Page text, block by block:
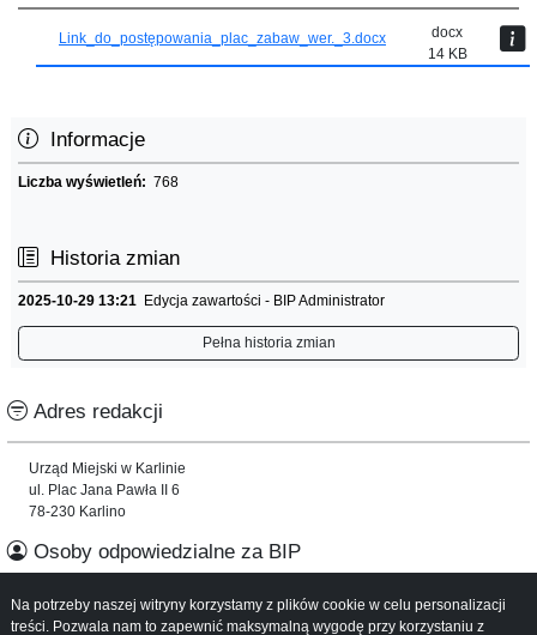
Link_do_postępowania_plac_zabaw_wer._3.docx
docx
14 KB
Informacje
Liczba wyświetleń: 768
Historia zmian
2025-10-29 13:21 Edycja zawartości - BIP Administrator
Pełna historia zmian
Adres redakcji
Urząd Miejski w Karlinie
ul. Plac Jana Pawła II 6
78-230 Karlino
Osoby odpowiedzialne za BIP
Informacje o serwisie
Na potrzeby naszej witryny korzystamy z plików cookie w celu personalizacji
treści. Pozwala nam to zapewnić maksymalną wygodę przy korzystaniu z